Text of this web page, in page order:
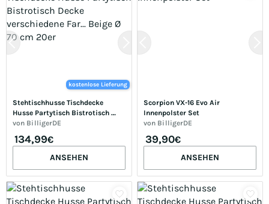
kostenlose Lieferung
Stehtischhusse Tischdecke
Husse Partytisch Bistrotisch
Decke verschiedene Far... Beige Ø
von BilligerDE
134,99€
ANSEHEN
Scorpion VX-16 Evo Air
Innenpolster Set
von BilligerDE
39,90€
ANSEHEN